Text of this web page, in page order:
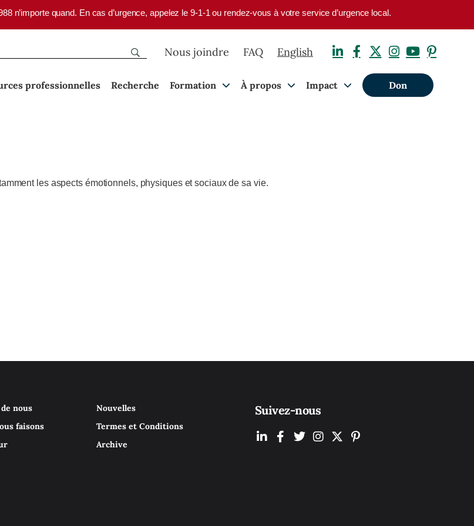
n’importe quand. En cas d’urgence, appelez le 9-1-1 ou rendez-vous à votre service d’urgence local.
Nous joindre FAQ English
professionnelles Recherche Formation À propos Impact Don
les aspects émotionnels, physiques et sociaux de sa vie.
nous
faisons
Nouvelles
Termes et Conditions
Archive
Suivez-nous